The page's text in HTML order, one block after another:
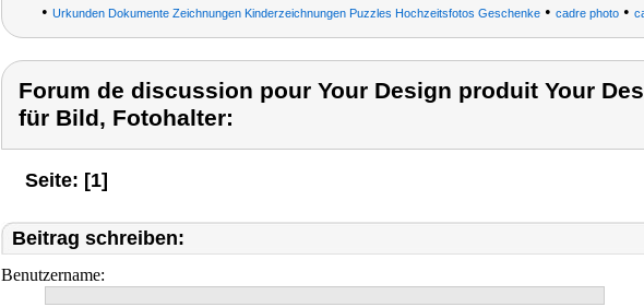
• Urkunden Dokumente Zeichnungen Kinderzeichnungen Puzzles Hochzeitsfotos Geschenke• cadre photo•
Forum de discussion pour Your Design produit Your
für Bild, Fotohalter:
Seite: [1]
Beitrag schreiben:
Benutzername: